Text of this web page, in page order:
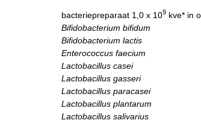
bacteriepreparaat 1,0 x 109 kve* in
Bifidobacterium bifidum
Bifidobacterium lactis
Enterococcus faecium
Lactobacillus casei
Lactobacillus gasseri
Lactobacillus paracasei
Lactobacillus plantarum
Lactobacillus salivarius